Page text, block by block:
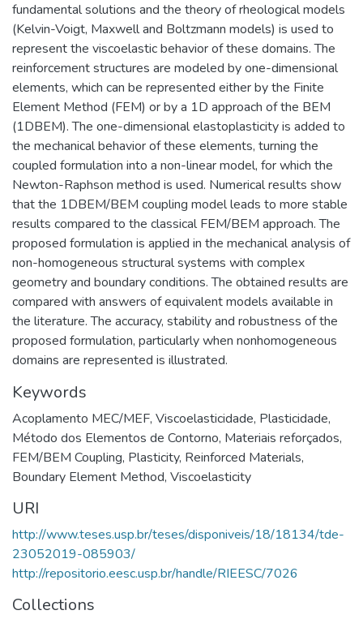
fundamental solutions and the theory of rheological models
(Kelvin-Voigt, Maxwell and Boltzmann models) is used to
represent the viscoelastic behavior of these domains. The
reinforcement structures are modeled by one-dimensional
elements, which can be represented either by the Finite
Element Method (FEM) or by a 1D approach of the BEM
(1DBEM). The one-dimensional elastoplasticity is added to
the mechanical behavior of these elements, turning the
coupled formulation into a non-linear model, for which the
Newton-Raphson method is used. Numerical results show
that the 1DBEM/BEM coupling model leads to more stable
results compared to the classical FEM/BEM approach. The
proposed formulation is applied in the mechanical analysis of
non-homogeneous structural systems with complex
geometry and boundary conditions. The obtained results are
compared with answers of equivalent models available in
the literature. The accuracy, stability and robustness of the
proposed formulation, particularly when nonhomogeneous
domains are represented is illustrated.
Keywords
Acoplamento MEC/MEF, Viscoelasticidade, Plasticidade,
Método dos Elementos de Contorno, Materiais reforçados,
FEM/BEM Coupling, Plasticity, Reinforced Materials,
Boundary Element Method, Viscoelasticity
URI
http://www.teses.usp.br/teses/disponiveis/18/18134/tde-
23052019-085903/
http://repositorio.eesc.usp.br/handle/RIEESC/7026
Collections